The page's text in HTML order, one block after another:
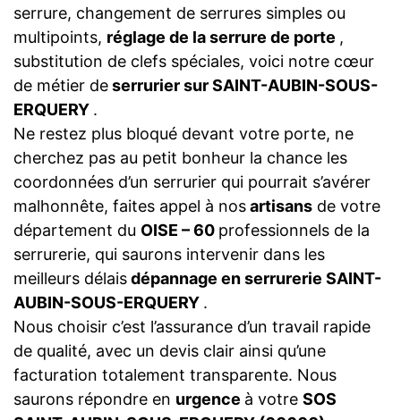
serrure, changement de serrures simples ou
multipoints, réglage de la serrure de porte ,
substitution de clefs spéciales, voici notre cœur
de métier deserrurier sur SAINT-AUBIN-SOUS-
ERQUERY .
Ne restez plus bloqué devant votre porte, ne
cherchez pas au petit bonheur la chance les
coordonnées d’un serrurier qui pourrait s’avérer
malhonnête, faites appel à nosartisans de votre
département du OISE – 60 professionnels de la
serrurerie, qui saurons intervenir dans les
meilleurs délaisdépannage en serrurerie SAINT-
AUBIN-SOUS-ERQUERY .
Nous choisir c’est l’assurance d’un travail rapide
de qualité, avec un devis clair ainsi qu’une
facturation totalement transparente. Nous
saurons répondre en urgence à votre SOS